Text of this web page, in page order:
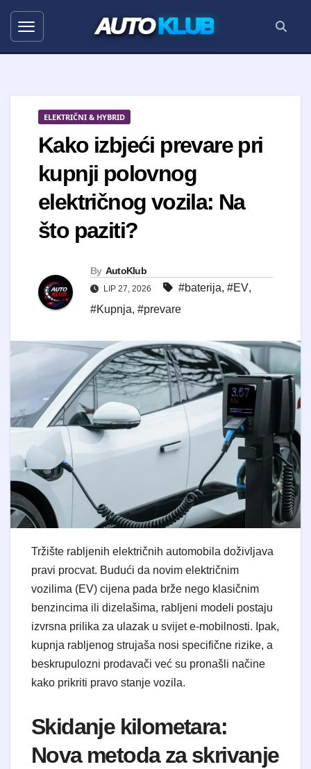
AUTOKLUB
ELEKTRIČNI & HYBRID
Kako izbjeći prevare pri
kupnji polovnog
električnog vozila: Na
što paziti?
By AutoKlub
LIP 27, 2026 #baterija, #EV,
#Kupnja, #prevare
Tržište rabljenih električnih automobila doživljava
pravi procvat. Budući da novim električnim
vozilima (EV) cijena pada brže nego klasičnim
benzincima ili dizelašima, rabljeni modeli postaju
izvrsna prilika za ulazak u svijet e-mobilnosti. Ipak,
kupnja rabljenog strujaša nosi specifične rizike, a
beskrupulozni prodavači već su pronašli načine
kako prikriti pravo stanje vozila.
​Skidanje kilometara:
Nova metoda za skrivanje